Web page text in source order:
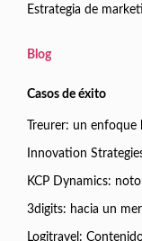
Estrategia de
Blog
Casos de éxito
Treurer: un
Innovation
KCP Dynamics:
3digits: hacia un
Logitravel: